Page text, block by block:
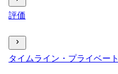
評価
タイムライン・プライベート